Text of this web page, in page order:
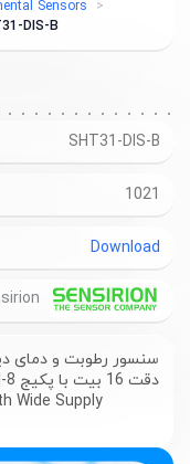
Sensors
DIS-B
SHT31-DIS-B
1021
Download
دقت 16 بیت با پکیج DFN-8
Wide Supply